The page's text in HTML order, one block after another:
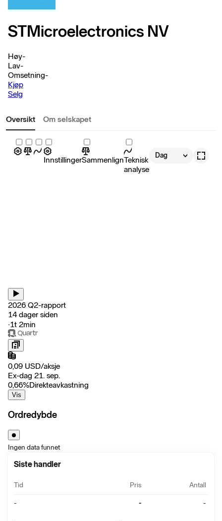
STMicroelectronics NV
Høy-
Lav-
Omsetning-
Kjøp
Selg
Oversikt Om selskapet
InnstillingerSammenlignTeknisk
analyse
Dag
2026 Q2-rapport
14 dager siden
‧1t 2min
0,09 USD/aksje
Ex-dag 21. sep.
0,66%Direkteavkastning
Vis
Ordredybde
Ingen data funnet
Siste handler
Tid Pris Antall
- - -